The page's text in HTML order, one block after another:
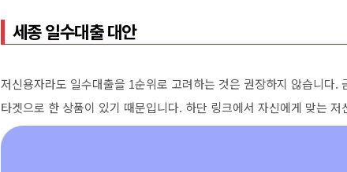
세종 일수대출 대안
저신용자라도 일수대출을 1순위로 고려하는 것은 권장하지 않습니다.
타겟으로 한 상품이 있기 때문입니다. 하단 링크에서 자신에게 맞는